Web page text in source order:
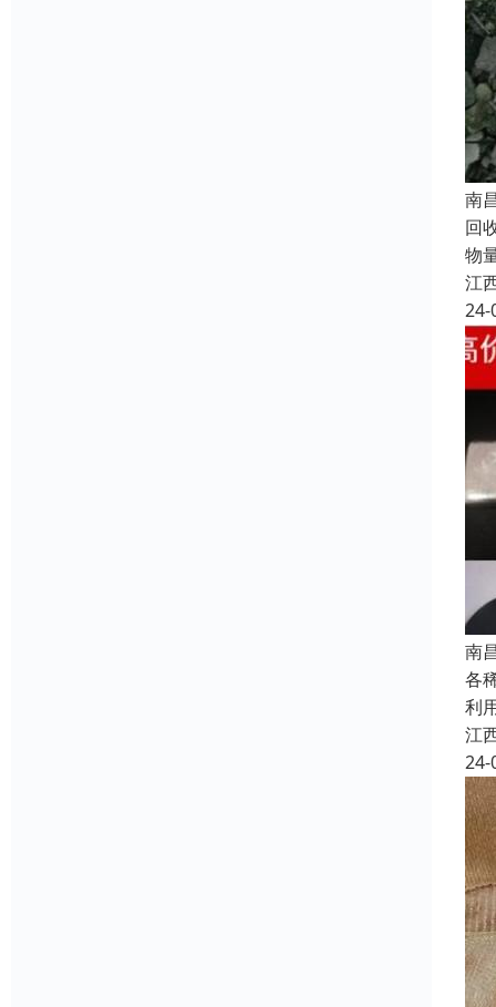
南
回
物
江
24-
南
各
利
江
24-